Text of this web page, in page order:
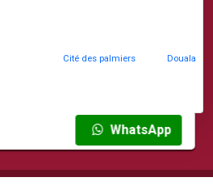
Cité des palmiers Douala
+237 682820707
WhatsApp